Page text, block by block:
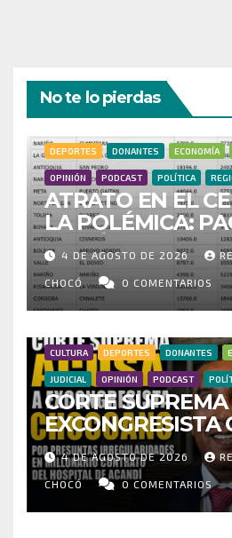
No te lo pierdas
DEPORTES DONANTES ECONOMÍA
OPINIÓN PODCAST POLÍTICA
ATRATO EN EL
LA POLÉMICA:
HISTÓRICO
CENSO
INVESTIGAR
FRAUDE
4 DE AGOSTO DE 2026
CHOCÓ 0 COMENTARIOS
CULTURA DEPORTES DONANTES
JUDICIAL OPINIÓN PODCAST
CORTE
EXCONGRESISTA
POR PRESUNTAS
MILLONARIO
HOSPITAL DE
4 DE AGOSTO DE 2026
CHOCÓ 0 COMENTARIOS